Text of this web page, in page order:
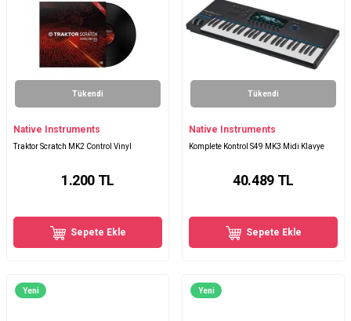
Tükendi
Native Instruments
Traktor Scratch MK2 Control Vinyl
1.200 TL
Sepete Ekle
Tükendi
Native Instruments
Komplete Kontrol S49 MK3 Midi Klavye
40.489TL
Sepete Ekle
Yeni Yeni